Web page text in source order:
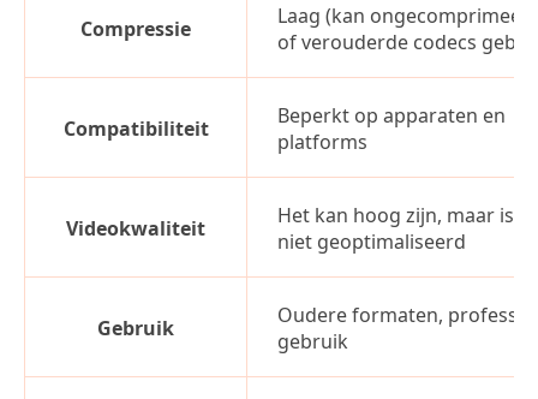
Compressie
Laag (kan
of verouderde codecs
Compatibiliteit
Beperkt op apparaten en
platforms
Videokwaliteit
Het kan hoog zijn, maar is
niet geoptimaliseerd
Gebruik
Oudere formaten,
gebruik